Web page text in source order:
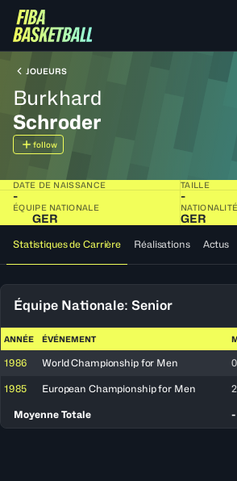
JOUEURS
Burkhard
Schroder
follow
DATE DE NAISSANCE
-
TAILLE
-
ÉQUIPE NATIONALE
GER
NATIONALITÉ
GER
Statistiques de Carrière Réalisations Actus
Équipe Nationale: Senior
ANNÉE ÉVÉNEMENT
1986 World Championship for Men 0
1985 European Championship for Men 2
Moyenne Totale -